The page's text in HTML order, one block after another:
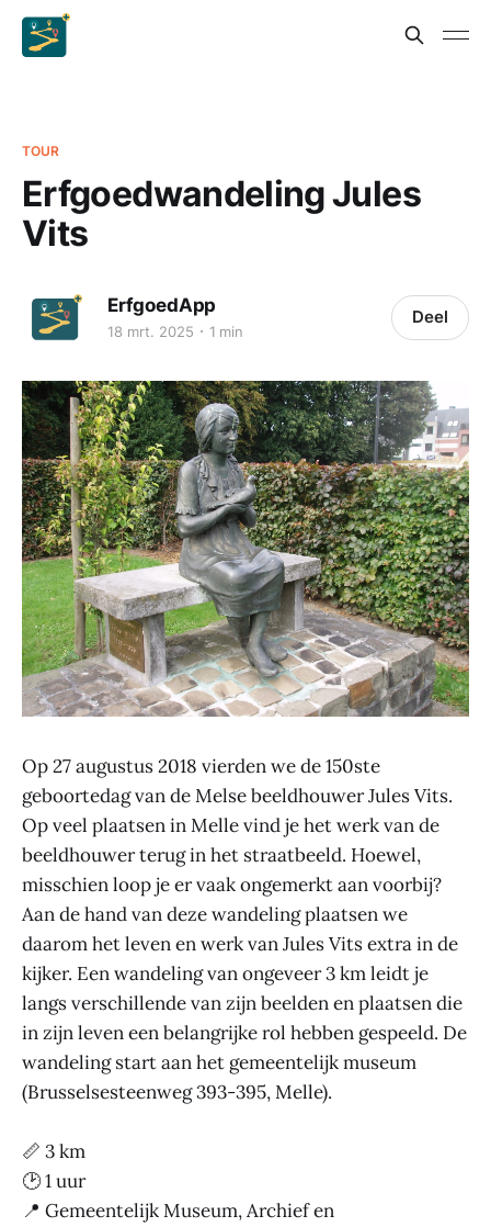
TOUR
Erfgoedwandeling Jules
Vits
ErfgoedApp
18 mrt. 2025 1 min
Deel
Op 27 augustus 2018 vierden we de 150ste
geboortedag van de Melse beeldhouwer Jules Vits.
Op veel plaatsen in Melle vind je het werk van de
beeldhouwer terug in het straatbeeld. Hoewel,
misschien loop je er vaak ongemerkt aan voorbij?
Aan de hand van deze wandeling plaatsen we
daarom het leven en werk van Jules Vits extra in de
kijker. Een wandeling van ongeveer 3 km leidt je
langs verschillende van zijn beelden en plaatsen die
in zijn leven een belangrijke rol hebben gespeeld. De
wandeling start aan het gemeentelijk museum
(Brusselsesteenweg 393-395, Melle).
📏 3 km
🕑 1 uur
📍 Gemeentelijk Museum, Archief en